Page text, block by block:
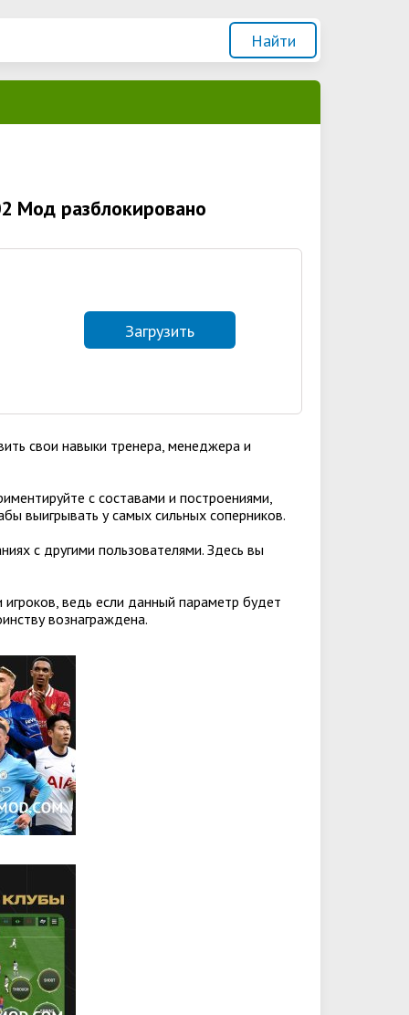
Мод разблокировано
Загрузить
свои навыки тренера, менеджера и
с составами и построениями,
выигрывать у самых сильных соперников.
с другими пользователями. Здесь вы
ведь если данный параметр будет
вознаграждена.